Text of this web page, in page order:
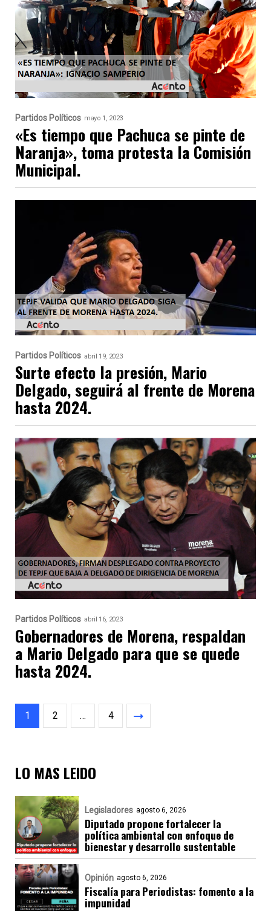
Partidos Políticos mayo 1, 2023
«Es tiempo que Pachuca se pinte de
Naranja», toma protesta la Comisión
Municipal.
Partidos Políticos abril 19, 2023
Surte efecto la presión, Mario
Delgado, seguirá al frente de Morena
hasta 2024.
Partidos Políticos abril 16, 2023
Gobernadores de Morena, respaldan
a Mario Delgado para que se quede
hasta 2024.
1 2 … 4
LO MAS LEIDO
Legisladores agosto 6, 2026
Diputado propone fortalecer la
política ambiental con enfoque de
bienestar y desarrollo sustentable
Opinión agosto 6, 2026
Fiscalía para Periodistas: fomento a la
impunidad